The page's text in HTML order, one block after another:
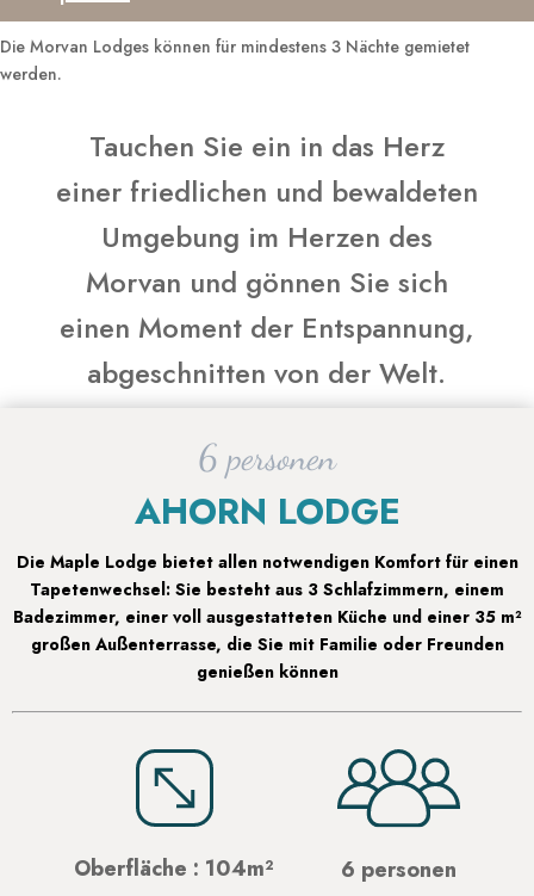
Die Morvan Lodges können für mindestens 3 Nächte gemietet
werden.
Tauchen Sie ein in das Herz
einer friedlichen und bewaldeten
Umgebung im Herzen des
Morvan und gönnen Sie sich
einen Moment der Entspannung,
abgeschnitten von der Welt.
6 personen
AHORN LODGE
Die Maple Lodge bietet allen notwendigen Komfort für einen
Tapetenwechsel: Sie besteht aus 3 Schlafzimmern, einem
Badezimmer, einer voll ausgestatteten Küche und einer 35 m²
großen Außenterrasse, die Sie mit Familie oder Freunden
genießen können
Oberfläche : 104m² 6 personen